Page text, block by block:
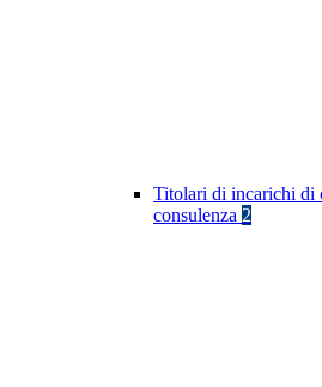
Titolari di incarichi di
consulenza 2